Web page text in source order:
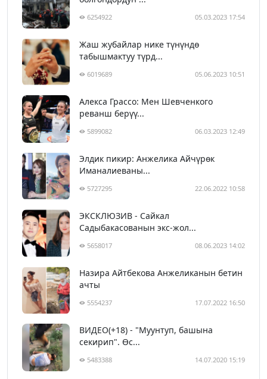
6254922 05.03.2023 17:54
Жаш жубайлар нике түнүндө
табышмактуу түрд...
6019689 05.06.2023 10:51
Алекса Грассо: Мен Шевченкого
реванш берүү...
5899082 06.03.2023 12:49
Элдик пикир: Анжелика Айчүрөк
Иманалиеваны...
5727295 22.06.2022 10:58
ЭКСКЛЮЗИВ - Сайкал
Садыбакасованын экс-жол...
5658017 08.06.2023 14:02
Назира Айтбекова Анжеликанын бетин
ачты
5554237 17.07.2022 16:50
ВИДЕО(+18) - "Муунтуп, башына
секирип". Өс...
5483388 14.07.2020 15:19